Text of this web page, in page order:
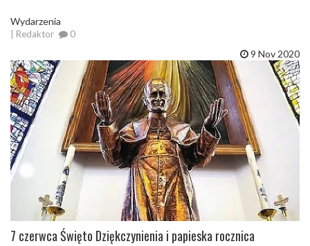
Wydarzenia
| Redaktor 0
9 Nov 2020
7 czerwca Święto Dziękczynienia i papieska rocznica